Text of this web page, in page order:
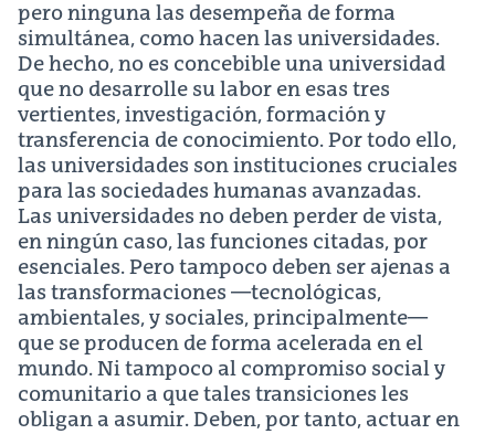
pero ninguna las desempeña de forma
simultánea, como hacen las universidades.
De hecho, no es concebible una universidad
que no desarrolle su labor en esas tres
vertientes, investigación, formación y
transferencia de conocimiento. Por todo ello,
las universidades son instituciones cruciales
para las sociedades humanas avanzadas.
Las universidades no deben perder de vista,
en ningún caso, las funciones citadas, por
esenciales. Pero tampoco deben ser ajenas a
las transformaciones —tecnológicas,
ambientales, y sociales, principalmente—
que se producen de forma acelerada en el
mundo. Ni tampoco al compromiso social y
comunitario a que tales transiciones les
obligan a asumir. Deben, por tanto, actuar en